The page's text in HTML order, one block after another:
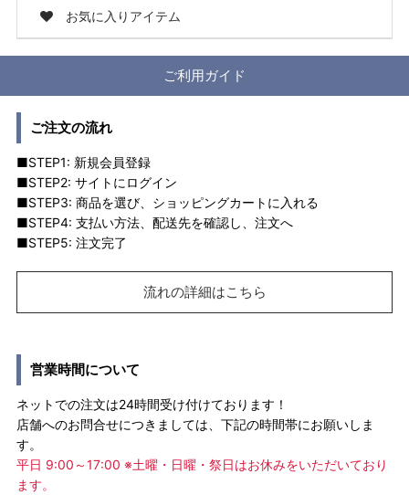
お気に入りアイテム
ご利用ガイド
ご注文の流れ
■STEP1: 新規会員登録
■STEP2: サイトにログイン
■STEP3: 商品を選び、ショッピングカートに入れる
■STEP4: 支払い方法、配送先を確認し、注文へ
■STEP5: 注文完了
流れの詳細はこちら
営業時間について
ネットでの注文は24時間受け付けております！
店舗へのお問合せにつきましては、下記の時間帯にお願いしま
す。
平日 9:00～17:00 ※土曜・日曜・祭日はお休みをいただいており
ます。